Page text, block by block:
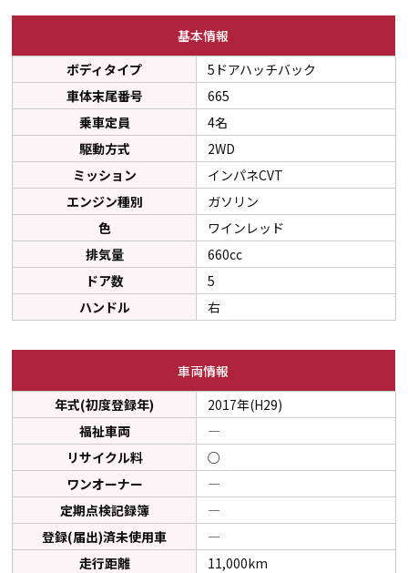
基本情報
ボディタイプ
5ドアハッチバック
車体末尾番号
665
乗車定員
4名
駆動方式
2WD
ミッション
インパネCVT
エンジン種別
ガソリン
色
ワインレッド
排気量
660cc
ドア数
5
ハンドル
右
車両情報
年式(初度登録年)
2017年(H29)
福祉車両
―
リサイクル料
○
ワンオーナー
―
定期点検記録簿
―
登録(届出)済未使用車
―
走行距離
11,000km